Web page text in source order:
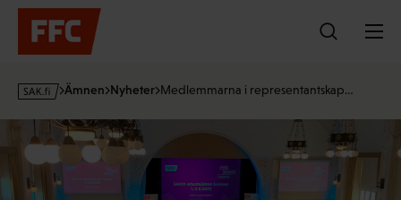
Hoppa
innehållet
s
Ämnen Nyheter Medlemmarna i representantskap…